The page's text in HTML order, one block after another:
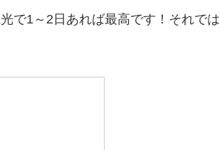
で1～2日あれば最高です！それでは